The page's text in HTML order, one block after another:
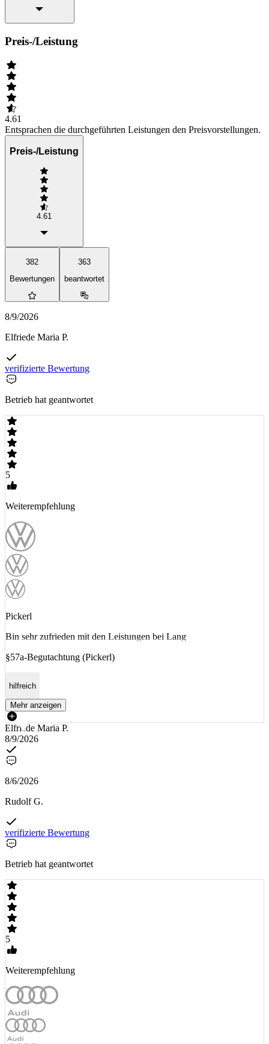
Preis-/Leistung
4.61
Entsprachen die durchgeführten Leistungen den Preisvorstellungen.
Preis-/Leistung
4.61
382
Bewertungen
363
beantwortet
8/9/2026
Elfriede Maria P.
verifizierte Bewertung
Betrieb hat geantwortet
5
Weiterempfehlung
Pickerl
Bin sehr zufrieden mit den Leistungen bei Lang
§57a-Begutachtung (Pickerl)
hilfreich
Mehr anzeigen
Elfriede Maria P.
8/9/2026
8/6/2026
Rudolf G.
verifizierte Bewertung
Betrieb hat geantwortet
5
Weiterempfehlung